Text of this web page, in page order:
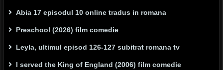
Abia 17 episodul 10 online tradus in romana
Preschool (2026) film comedie
Leyla, ultimul episod 126-127 subitrat romana tv
I served the King of England (2006) film comedie